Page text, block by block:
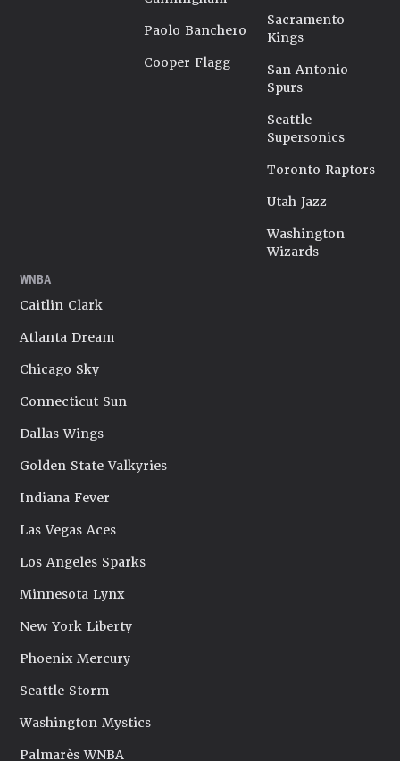
Paolo Banchero
Cooper Flagg
Sacramento
Kings
San Antonio
Spurs
Seattle
Supersonics
Toronto Raptors
Utah Jazz
Washington
Wizards
WNBA
Caitlin Clark
Atlanta Dream
Chicago Sky
Connecticut Sun
Dallas Wings
Golden State Valkyries
Indiana Fever
Las Vegas Aces
Los Angeles Sparks
Minnesota Lynx
New York Liberty
Phoenix Mercury
Seattle Storm
Washington Mystics
Palmarès WNBA